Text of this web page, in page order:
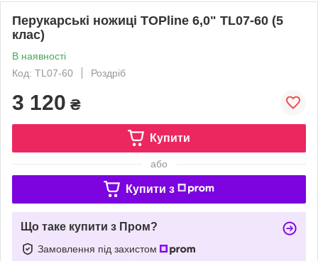
Перукарські ножиці TOPline 6,0" TL07-60 (5
клас)
В наявності
Код: TL07-60
Роздріб
3 120 ₴
Купити
або
Купити з
Що таке купити з Пром?
Замовлення під захистом